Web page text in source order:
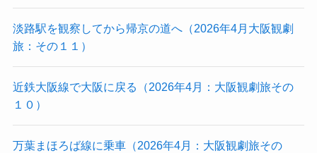
淡路駅を観察してから帰京の道へ（2026年4月大阪観劇
旅：その１１）
近鉄大阪線で大阪に戻る（2026年4月：大阪観劇旅その
１０）
万葉まほろば線に乗車（2026年4月：大阪観劇旅その